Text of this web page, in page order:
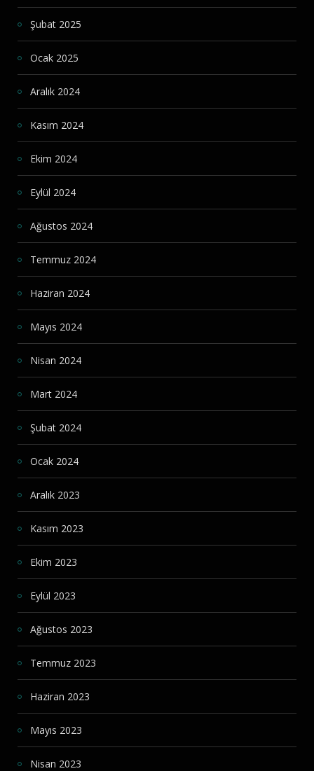
Şubat 2025
Ocak 2025
Aralık 2024
Kasım 2024
Ekim 2024
Eylül 2024
Ağustos 2024
Temmuz 2024
Haziran 2024
Mayıs 2024
Nisan 2024
Mart 2024
Şubat 2024
Ocak 2024
Aralık 2023
Kasım 2023
Ekim 2023
Eylül 2023
Ağustos 2023
Temmuz 2023
Haziran 2023
Mayıs 2023
Nisan 2023